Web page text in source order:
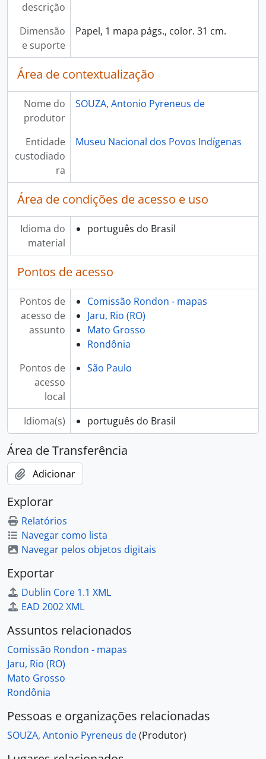
descrição
Dimensão
e suporte
Papel, 1 mapa págs., color. 31 cm.
Área de contextualização
Nome do
produtor
SOUZA, Antonio Pyreneus de
Entidade
custodiado
ra
Museu Nacional dos Povos Indígenas
Área de condições de acesso e uso
Idioma do
material
português do Brasil
Pontos de acesso
Pontos de
acesso de
assunto
Comissão Rondon - mapas
Jaru, Rio (RO)
Mato Grosso
Rondônia
Pontos de
acesso
local
São Paulo
Idioma(s) português do Brasil
Área de Transferência
Adicionar
Explorar
Relatórios
Navegar como lista
Navegar pelos objetos digitais
Exportar
Dublin Core 1.1 XML
EAD 2002 XML
Assuntos relacionados
Comissão Rondon - mapas
Jaru, Rio (RO)
Mato Grosso
Rondônia
Pessoas e organizações relacionadas
SOUZA, Antonio Pyreneus de(Produtor)